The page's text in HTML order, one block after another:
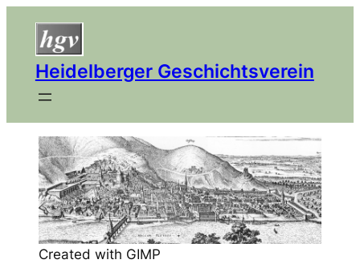
Heidelberger Geschichtsverein
Created with GIMP